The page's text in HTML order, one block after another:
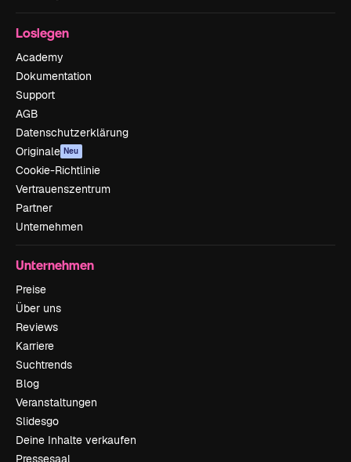
Loslegen
Academy
Dokumentation
Support
AGB
Datenschutzerklärung
Originale Neu
Cookie-Richtlinie
Vertrauenszentrum
Partner
Unternehmen
Unternehmen
Preise
Über uns
Reviews
Karriere
Suchtrends
Blog
Veranstaltungen
Slidesgo
Deine Inhalte verkaufen
Pressesaal